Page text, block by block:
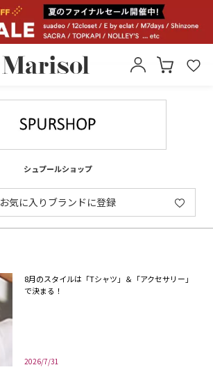
シュプールショップ
お気に入りブランドに登録
2026/7/31
8月のスタイルは「Tシャツ」＆「アクセサリー」
で決まる！